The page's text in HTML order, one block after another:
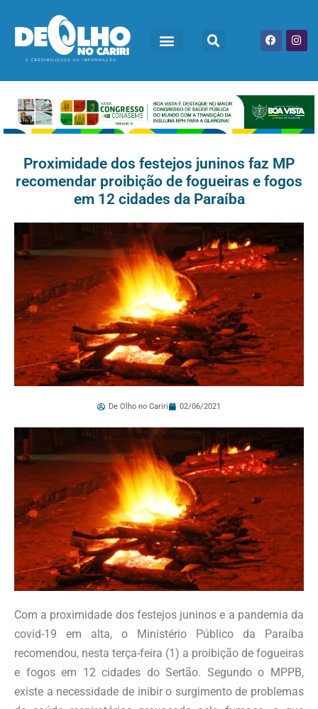
Proximidade dos festejos juninos faz MP
recomendar proibição de fogueiras e fogos
em 12 cidades da Paraíba
De Olho no Cariri 02/06/2021
Com a proximidade dos festejos juninos e a pandemia da
covid-19 em alta, o Ministério Público da Paraíba
recomendou, nesta terça-feira (1) a proibição de fogueiras
e fogos em 12 cidades do Sertão. Segundo o MPPB,
existe a necessidade de inibir o surgimento de problemas